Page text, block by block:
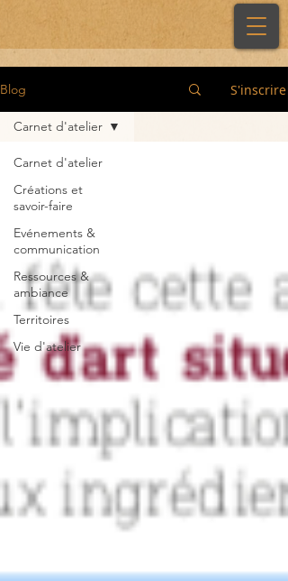
Blog S'inscrire
Carnet d'atelier
Créations et
savoir-faire
Evénements &
communication
Ressources &
ambiance
Territoires
Vie d'atelier
Carnet d'atelier